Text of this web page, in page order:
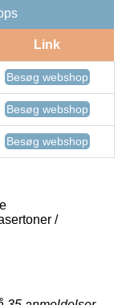
Link
Besøg webshop
Besøg webshop
Besøg webshop
/